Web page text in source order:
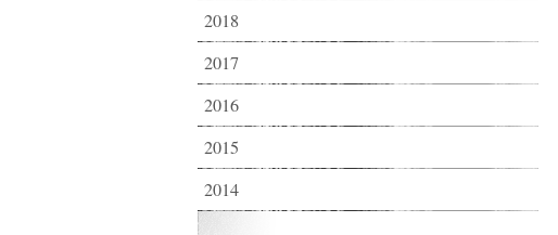
2018
2017
2016
2015
2014